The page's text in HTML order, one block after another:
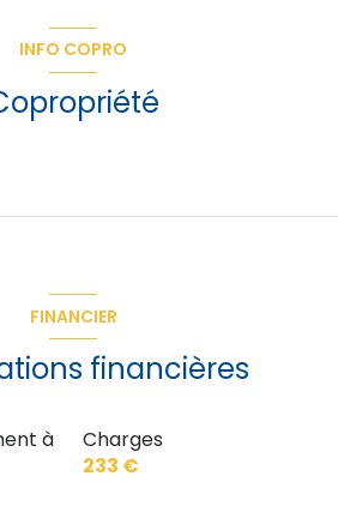
INFO COPRO
FINANCIER
financières
à
Charges
233 €